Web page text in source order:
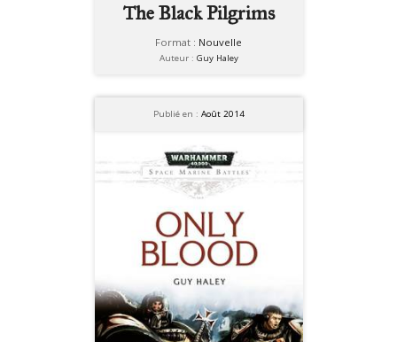
The Black Pilgrims
Format : Nouvelle
Auteur : Guy Haley
Publié en : Août 2014